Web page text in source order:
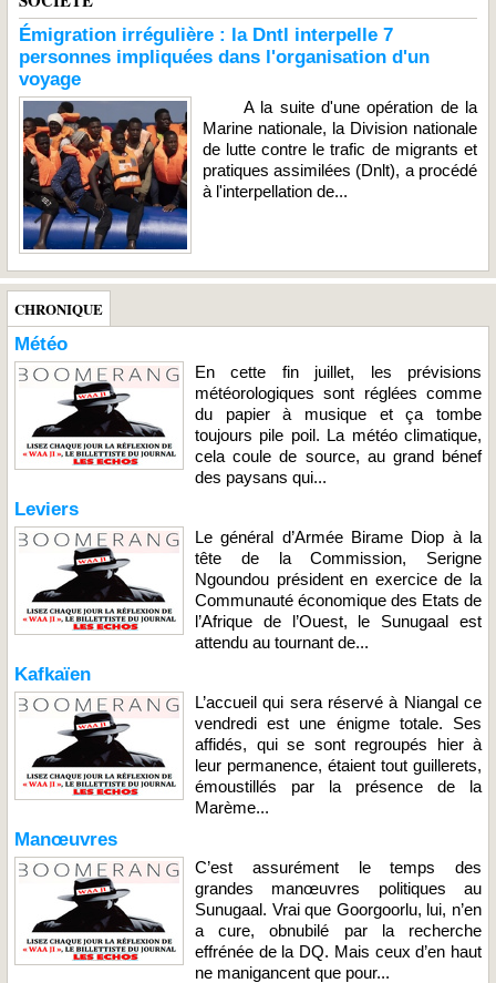
Émigration irrégulière : la Dntl interpelle 7
personnes impliquées dans l'organisation d'un
voyage
A la suite d'une opération de la
Marine nationale, la Division nationale
de lutte contre le trafic de migrants et
pratiques assimilées (Dnlt), a procédé
à l'interpellation de...
CHRONIQUE
Météo
En cette fin juillet, les prévisions
météorologiques sont réglées comme
du papier à musique et ça tombe
toujours pile poil. La météo climatique,
cela coule de source, au grand bénef
des paysans qui...
Leviers
Le général d’Armée Birame Diop à la
tête de la Commission, Serigne
Ngoundou président en exercice de la
Communauté économique des Etats de
l’Afrique de l’Ouest, le Sunugaal est
attendu au tournant de...
Kafkaïen
L’accueil qui sera réservé à Niangal ce
vendredi est une énigme totale. Ses
affidés, qui se sont regroupés hier à
leur permanence, étaient tout guillerets,
émoustillés par la présence de la
Marème...
Manœuvres
C’est assurément le temps des
grandes manœuvres politiques au
Sunugaal. Vrai que Goorgoorlu, lui, n’en
a cure, obnubilé par la recherche
effrénée de la DQ. Mais ceux d’en haut
ne manigancent que pour...